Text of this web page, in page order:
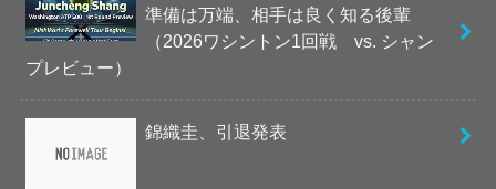
準備は万端、相手は良く知る後輩
（2026ワシントン1回戦 vs. シャン
プレビュー）
錦織圭、引退発表